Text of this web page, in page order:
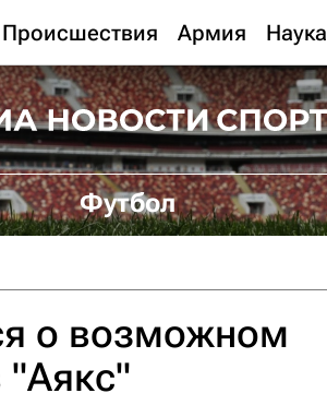
Происшествия Армия Наука
Футбол
о возможном
"Аякс"